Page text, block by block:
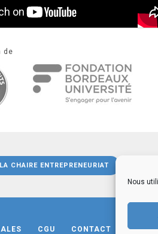
Nous
de
CHAIRE ENTREPRENEURIAT
CGU CONTACT PRESSE